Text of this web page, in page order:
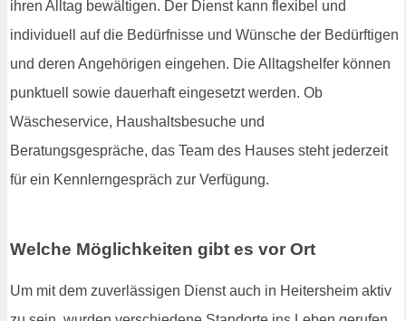
ihren Alltag bewältigen. Der Dienst kann flexibel und
individuell auf die Bedürfnisse und Wünsche der Bedürftigen
und deren Angehörigen eingehen. Die Alltagshelfer können
punktuell sowie dauerhaft eingesetzt werden. Ob
Wäscheservice, Haushaltsbesuche und
Beratungsgespräche, das Team des Hauses steht jederzeit
für ein Kennlerngespräch zur Verfügung.
Welche Möglichkeiten gibt es vor Ort
Um mit dem zuverlässigen Dienst auch in Heitersheim aktiv